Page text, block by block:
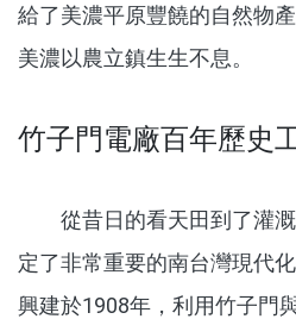
給了美濃平原豐饒的自然物
美濃以農立鎮生生不息。
竹子門電廠百年歷史
從昔日的看天田到了灌溉
定了非常重要的南台灣現代
興建於1908年，利用竹子門